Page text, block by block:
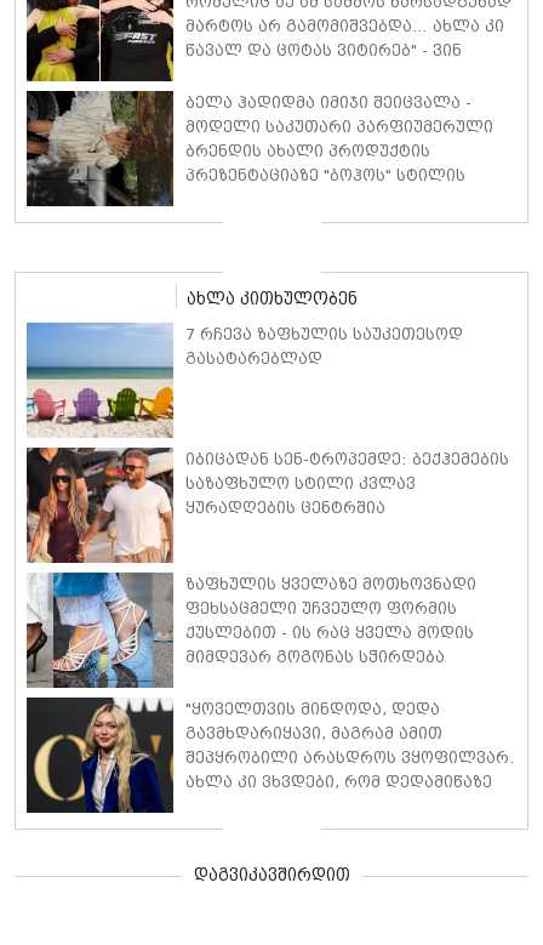
მარტოს არ გამომიშვებდა… ახლა კი
წავალ და ცოტას ვიტირებ" - ვინ
პოლ უოკერის ქალიშვილს ემოციური
სიტყვებით მიმართავს
ბელა ჰადიდმა იმიჯი შეიცვალა -
მოდელი საკუთარი პარფიუმერული
ბრენდის ახალი პროდუქტის
პრეზენტაციაზე "ბოჰოს" სტილის
მინიკაბით გამოჩნდა
ახლა კითხულობენ
7 რჩევა ზაფხულის საუკეთესოდ
გასატარებლად
იბიცადან სენ-ტროპემდე: ბექჰემების
საზაფხულო სტილი კვლავ
ყურადღების ცენტრშია
ზაფხულის ყველაზე მოთხოვნადი
ფეხსაცმელი უჩვეულო ფორმის
ქუსლებით - ის რაც ყველა მოდის
მიმდევარ გოგონას სჭირდება
"ყოველთვის მინდოდა, დედა
გავმხდარიყავი, მაგრამ ამით
შეპყრობილი არასდროს ვყოფილვარ.
ახლა კი ვხვდები, რომ დედამიწაზე
ჰადიდი დედობის შესახებ
დაგვიკავშირდით